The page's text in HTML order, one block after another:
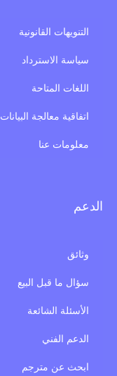
التنويهات القانونية
سياسة الاسترداد
اللغات المتاحة
اتفاقية معالجة البيانات
معلومات عنا
الدعم
وثائق
سؤال ما قبل البيع
الأسئلة الشائعة
الدعم الفني
ابحث عن مترجم